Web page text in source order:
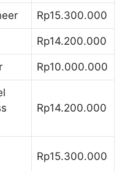
Rp15.300.000
Rp14.200.000
Rp10.000.000
Rp14.200.000
Rp15.300.000